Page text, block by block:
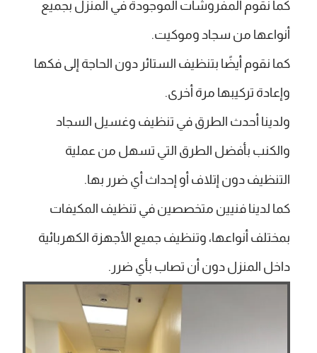
كما نقوم المفروشات الموجودة في المنزل بجميع
أنواعها من سجاد وموكيت.
كما نقوم أيضًا بتنظيف الستائر دون الحاجة إلى فكها
وإعادة تركيبها مرة أخرى.
ولدينا أحدث الطرق في تنظيف وغسيل السجاد
والكنب بأفضل الطرق التي تسهل من عملية
التنظيف دون إتلاف أو إحداث أي ضرر بها.
كما لدينا فنيين متخصصين في تنظيف المكيفات
بمختلف أنواعها، وتنظيف جميع الأجهزة الكهربائية
داخل المنزل دون أن تصاب بأي ضرر.